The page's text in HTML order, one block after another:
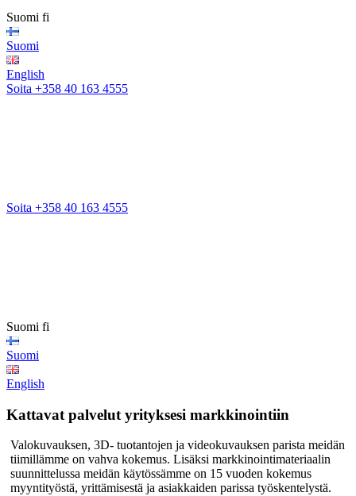
Suomi fi
Suomi
English
Soita +358 40 163 4555
Soita +358 40 163 4555
Suomi fi
Suomi
English
Kattavat palvelut yrityksesi markkinointiin
Valokuvauksen, 3D- tuotantojen ja videokuvauksen parista meidän
tiimillämme on vahva kokemus. Lisäksi markkinointimateriaalin
suunnittelussa meidän käytössämme on 15 vuoden kokemus
myyntityöstä, yrittämisestä ja asiakkaiden parissa työskentelystä.